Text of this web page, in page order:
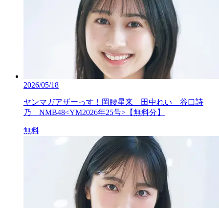
2026/05/18
ヤンマガアザーっす！岡腰星来 田中れい 谷口詩
乃 NMB48<YM2026年25号>【無料分】
無料